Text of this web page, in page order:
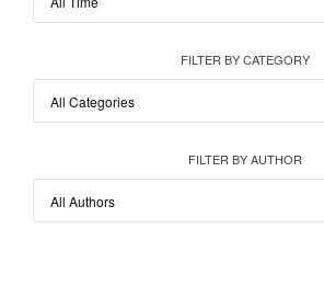
FILTER BY CATEGORY
FILTER BY AUTHOR